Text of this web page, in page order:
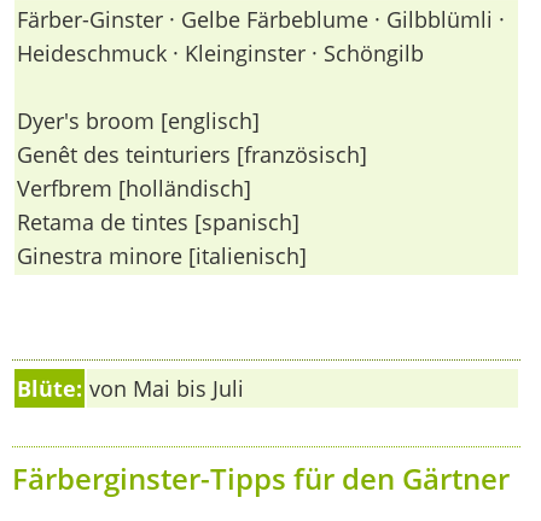
Färber-Ginster · Gelbe Färbeblume · Gilbblümli ·
Heideschmuck · Kleinginster · Schöngilb
Dyer's broom [englisch]
Genêt des teinturiers [französisch]
Verfbrem [holländisch]
Retama de tintes [spanisch]
Ginestra minore [italienisch]
Blüte: von Mai bis Juli
Färberginster-Tipps für den Gärtner